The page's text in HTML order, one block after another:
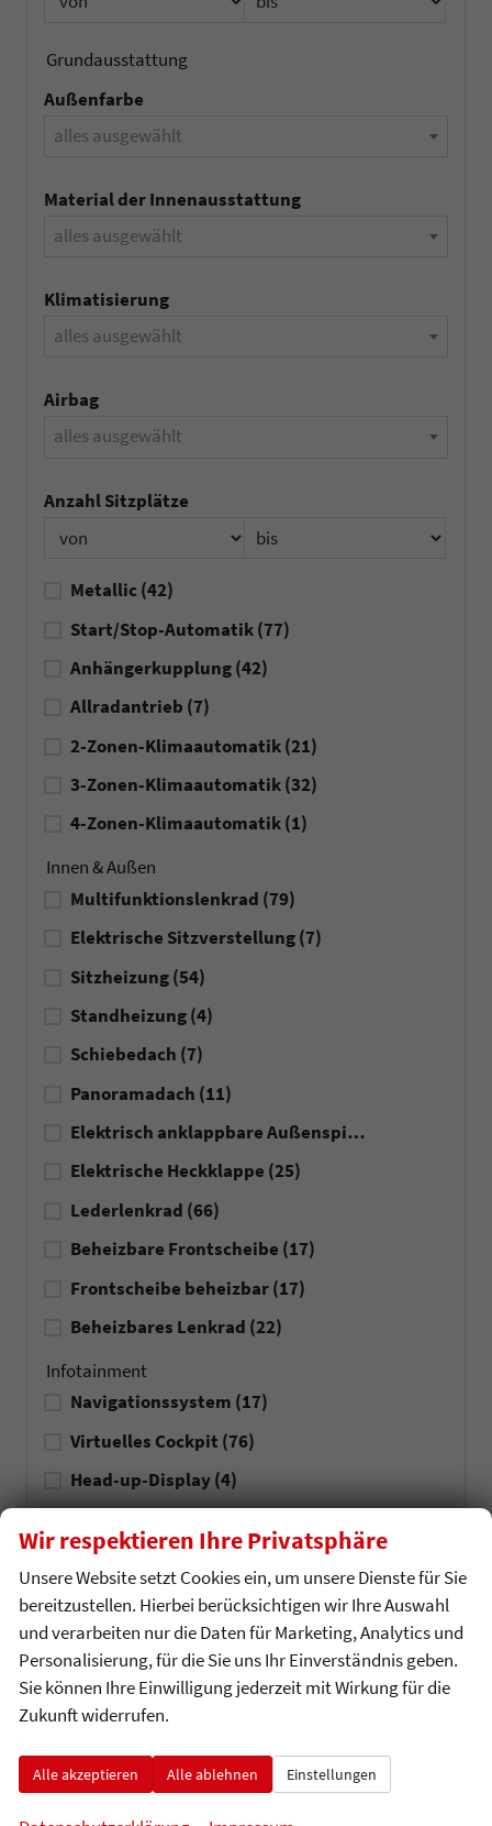
Grundausstattung
Außenfarbe
alles ausgewählt
Material der Innenausstattung
alles ausgewählt
Klimatisierung
alles ausgewählt
Airbag
alles ausgewählt
Anzahl Sitzplätze
Metallic (42)
Start/Stop-Automatik(77)
Anhängerkupplung(42)
Allradantrieb (7)
2-Zonen-Klimaautomatik(21)
3-Zonen-Klimaautomatik(32)
4-Zonen-Klimaautomatik(1)
Innen & Außen
Multifunktionslenkrad (79)
Elektrische Sitzverstellung(7)
Sitzheizung(54)
Standheizung(4)
Schiebedach (7)
Panoramadach (11)
Elektrisch anklappbare Außenspiegel
Elektrische Heckklappe (25)
Lederlenkrad (66)
Beheizbare Frontscheibe (17)
Frontscheibe beheizbar(17)
Beheizbares Lenkrad (22)
Infotainment
Navigationssystem (17)
Virtuelles Cockpit (76)
Head-up-Display(4)
Freisprecheinrichtung
Bluetooth (80)
Apple CarPlay(73)
Android Auto (73)
Sicherheit & Assistenz
Tempomat automatisch (ACC)(59)
Wir respektieren Ihre Privatsphäre
Unsere Website setzt Cookies ein, um unsere Dienste für Sie
bereitzustellen. Hierbei berücksichtigen wir Ihre Auswahl
und verarbeiten nur die Daten für Marketing, Analytics und
Personalisierung, für die Sie uns Ihr Einverständnis geben.
Sie können Ihre Einwilligung jederzeit mit Wirkung für die
Zukunft widerrufen.
Alle akzeptieren Alle ablehnen Einstellungen